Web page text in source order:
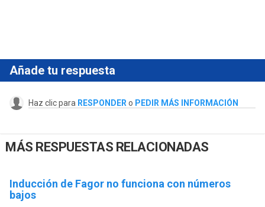
Añade tu respuesta
Haz clic para RESPONDER o PEDIR MÁS INFORMACIÓN
MÁS RESPUESTAS RELACIONADAS
Inducción de Fagor no funciona con números
bajos